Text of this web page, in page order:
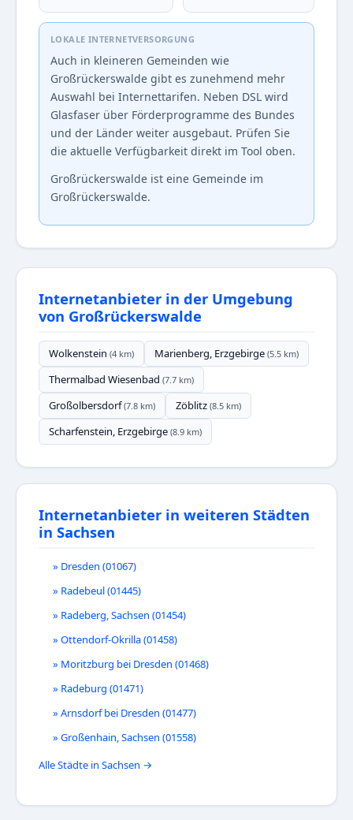
LOKALE INTERNETVERSORGUNG
Auch in kleineren Gemeinden wie
Großrückerswalde gibt es zunehmend mehr
Auswahl bei Internettarifen. Neben DSL wird
Glasfaser über Förderprogramme des Bundes
und der Länder weiter ausgebaut. Prüfen Sie
die aktuelle Verfügbarkeit direkt im Tool oben.
Großrückerswalde ist eine Gemeinde im
Großrückerswalde.
Internetanbieter in der Umgebung
von Großrückerswalde
Wolkenstein (4 km) Marienberg, Erzgebirge (5.5 km)
Thermalbad Wiesenbad (7.7 km)
Großolbersdorf(7.8 km) Zöblitz (8.5 km)
Scharfenstein, Erzgebirge (8.9 km)
Internetanbieter in weiteren Städten
in Sachsen
» Dresden (01067)
» Radebeul (01445)
» Radeberg, Sachsen (01454)
» Ottendorf-Okrilla (01458)
» Moritzburg bei Dresden (01468)
» Radeburg (01471)
» Arnsdorf bei Dresden (01477)
» Großenhain, Sachsen (01558)
Alle Städte in Sachsen →